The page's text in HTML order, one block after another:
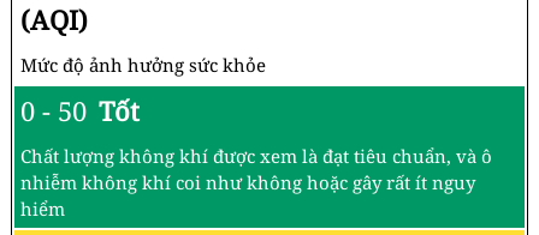
(AQI)
Mức độ ảnh hưởng sức khỏe
0 - 50 Tốt
Chất lượng không khí được xem là đạt tiêu chuẩn, và ô
nhiễm không khí coi như không hoặc gây rất ít nguy
hiểm